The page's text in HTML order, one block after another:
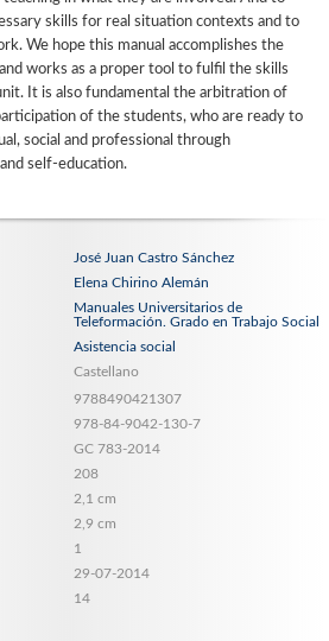
skills for real situation contexts and to
We hope this manual accomplishes the
works as a proper tool to fulfil the skills
It is also fundamental the arbitration of
of the students, who are ready to
social and professional through
self-education.
José Juan Castro Sánchez
Elena Chirino Alemán
Manuales Universitarios de
Teleformación. Grado en Trabajo Social
Asistencia social
Castellano
9788490421307
978-84-9042-130-7
GC 783-2014
208
2,1 cm
2,9 cm
1
29-07-2014
14